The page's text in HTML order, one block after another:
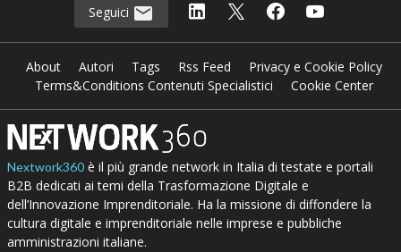
Seguici
About Autori Tags Rss Feed
Privacy e Cookie Policy
Terms&Conditions Contenuti Specialistici
Cookie Center
Nextwork360è il più grande network in Italia di testate e portali
B2B dedicati ai temi della Trasformazione Digitale e
dell’Innovazione Imprenditoriale. Ha la missione di diffondere la
cultura digitale e imprenditoriale nelle imprese e pubbliche
amministrazioni italiane.